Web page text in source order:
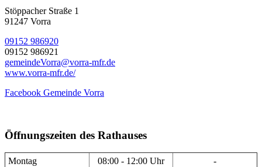
Stöppacher Straße 1
91247 Vorra
09152 986920
09152 986921
gemeindeVorra@vorra-mfr.de
www.vorra-mfr.de/
Facebook Gemeinde Vorra
Öffnungszeiten des Rathauses
Montag 08:00 - 12:00 Uhr
-